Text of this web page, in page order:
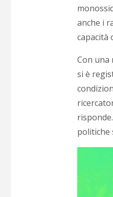
anche i
capacità
Con una
si è
politiche